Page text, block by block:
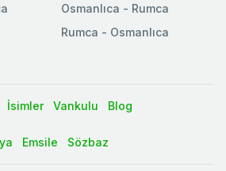
Osmanlıca - Rumca
Rumca - Osmanlıca
İsimler Vankulu Blog
Emsile Sözbaz